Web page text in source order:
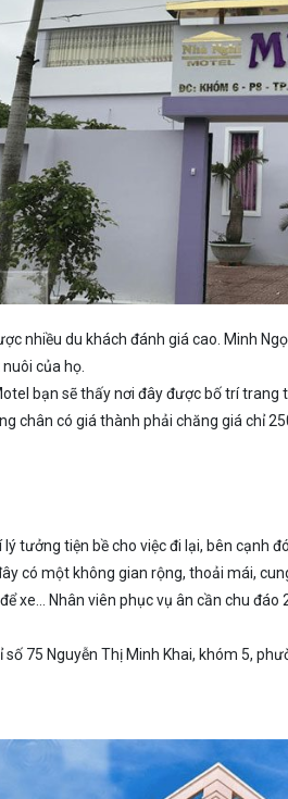
nhiều du khách đánh giá cao. Minh
của họ.
bạn sẽ thấy nơi đây được bố trí
chân có giá thành phải chăng giá chỉ
tưởng tiện bề cho việc đi lại, bên cạnh
có một không gian rộng, thoải mái,
xe… Nhân viên phục vụ ân cần chu
số 75 Nguyễn Thị Minh Khai, khóm 5,